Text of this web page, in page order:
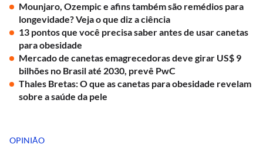
Mounjaro, Ozempic e afins também são remédios para
longevidade? Veja o que diz a ciência
13 pontos que você precisa saber antes de usar canetas
para obesidade
Mercado de canetas emagrecedoras deve girar US$ 9
bilhões no Brasil até 2030, prevê PwC
Thales Bretas: O que as canetas para obesidade revelam
sobre a saúde da pele
OPINIÃO